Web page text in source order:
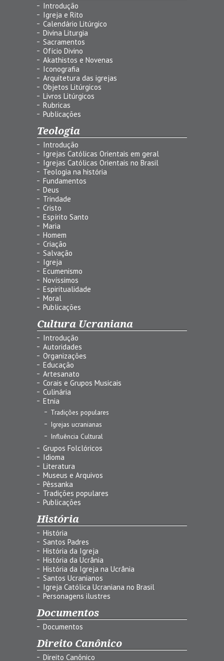
Introdução
Igreja e Rito
Calendário Litúrgico
Divina Liturgia
Sacramentos
Ofício Divino
Akathistos e Novenas
Iconografia
Arquitetura das igrejas
Objetos Litúrgicos
Livros Litúrgicos
Rubricas
Publicações
Teologia
Introdução
Igrejas Católicas Orientais em geral
Igrejas Católicas Orientais no Brasil
Teologia na história
Fundamentos
Deus
Trindade
Cristo
Espírito Santo
Maria
Homem
Criação
Salvação
Igreja
Ecumenismo
Novíssimos
Espiritualidade
Moral
Publicações
Cultura Ucraniana
Introdução
Autoridades
Organizações
Educação
Artesanato
Corais e Grupos Musicais
Culinária
Etnia
Tradições populares
Igrejas ucranianas
Influência Cultural
Grupos Folclóricos
Idioma
Literatura
Museus e Arquivos
Pêssanka
Tradições populares
Publicações
História
História
Santos Padres
História da Igreja
História da Ucrânia
História da Igreja na Ucrânia
Santos Ucranianos
Igreja Católica Ucraniana no Brasil
Personagens ilustres
Documentos
Documentos
Direito Canônico
Direito Canônico